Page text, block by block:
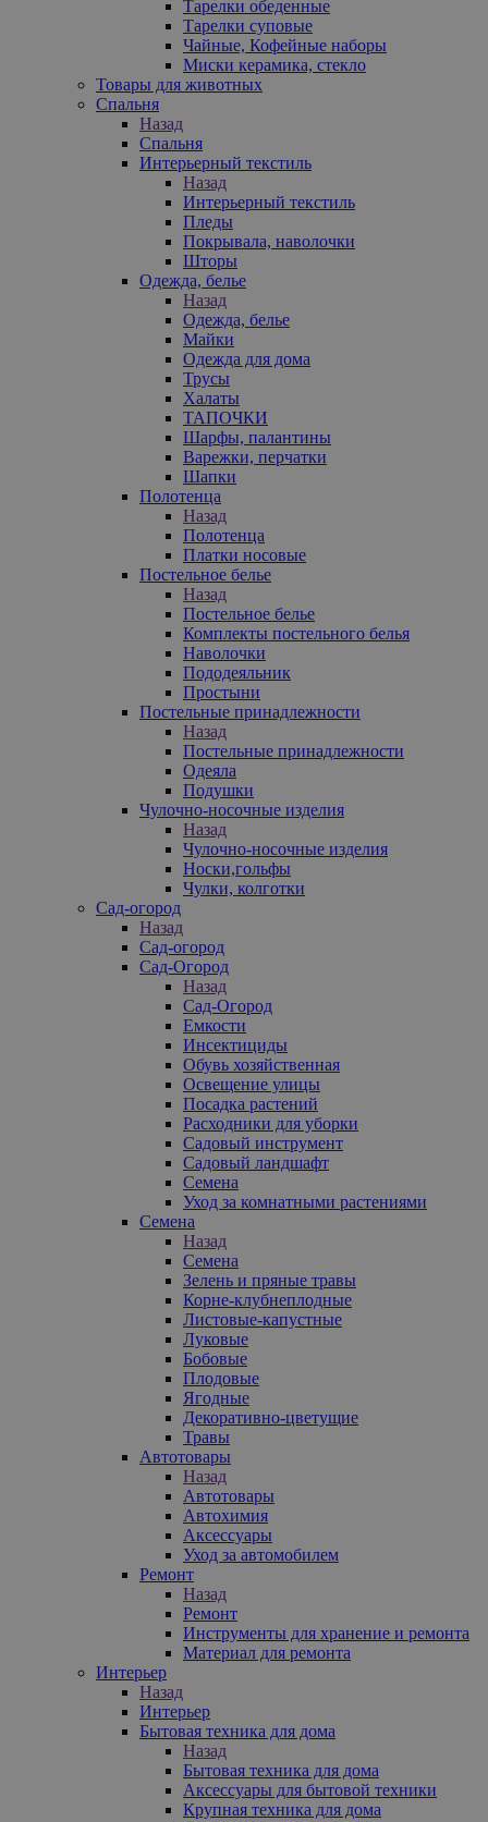
Тарелки обеденные
Тарелки суповые
Чайные, Кофейные наборы
Миски керамика, стекло
Товары для животных
Спальня
Назад
Спальня
Интерьерный текстиль
Назад
Интерьерный текстиль
Пледы
Покрывала, наволочки
Шторы
Одежда, белье
Назад
Одежда, белье
Майки
Одежда для дома
Трусы
Халаты
ТАПОЧКИ
Шарфы, палантины
Варежки, перчатки
Шапки
Полотенца
Назад
Полотенца
Платки носовые
Постельное белье
Назад
Постельное белье
Комплекты постельного белья
Наволочки
Пододеяльник
Простыни
Постельные принадлежности
Назад
Постельные принадлежности
Одеяла
Подушки
Чулочно-носочные изделия
Назад
Чулочно-носочные изделия
Носки,гольфы
Чулки, колготки
Сад-огород
Назад
Сад-огород
Сад-Огород
Назад
Сад-Огород
Емкости
Инсектициды
Обувь хозяйственная
Освещение улицы
Посадка растений
Расходники для уборки
Садовый инструмент
Садовый ландшафт
Семена
Уход за комнатными растениями
Семена
Назад
Семена
Зелень и пряные травы
Корне-клубнеплодные
Листовые-капустные
Луковые
Бобовые
Плодовые
Ягодные
Декоративно-цветущие
Травы
Автотовары
Назад
Автотовары
Автохимия
Аксессуары
Уход за автомобилем
Ремонт
Назад
Ремонт
Инструменты для хранение и ремонта
Материал для ремонта
Интерьер
Назад
Интерьер
Бытовая техника для дома
Назад
Бытовая техника для дома
Аксессуары для бытовой техники
Крупная техника для дома